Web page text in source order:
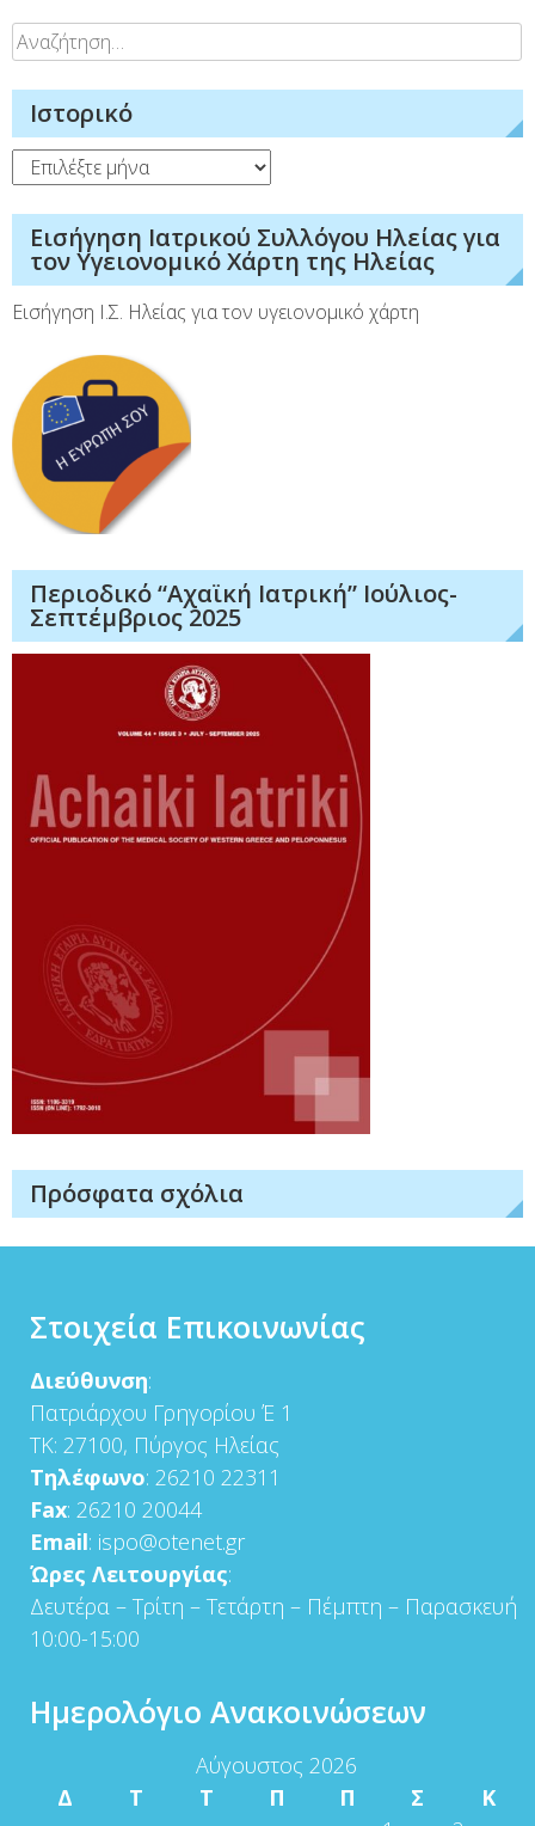
Αναζήτηση
για:
Ιστορικό
Ιστορικό
Εισήγηση Ιατρικού Συλλόγου Ηλείας για
τον Υγειονομικό Χάρτη της Ηλείας
Εισήγηση Ι.Σ. Ηλείας για τον υγειονομικό χάρτη
Περιοδικό “Αχαϊκή Ιατρική” Ιούλιος-
Σεπτέμβριος 2025
Πρόσφατα σχόλια
Στοιχεία Επικοινωνίας
Διεύθυνση:
Πατριάρχου Γρηγορίου Έ 1
ΤΚ: 27100, Πύργος Ηλείας
Τηλέφωνο: 26210 22311
Fax: 26210 20044
Email: ispo@otenet.gr
Ώρες Λειτουργίας:
Δευτέρα – Τρίτη – Τετάρτη – Πέμπτη – Παρασκευή
10:00-15:00
Ημερολόγιο Ανακοινώσεων
Αύγουστος 2026
Δ
Τ Τ Π Π Σ
Κ